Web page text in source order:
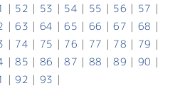
| 52 | 53 | 54 | 55 | 56 | 57 |
| 63 | 64 | 65 | 66 | 67 | 68 |
| 74 | 75 | 76 | 77 | 78 | 79 |
| 85 | 86 | 87 | 88 | 89 | 90 |
| 92 | 93 |